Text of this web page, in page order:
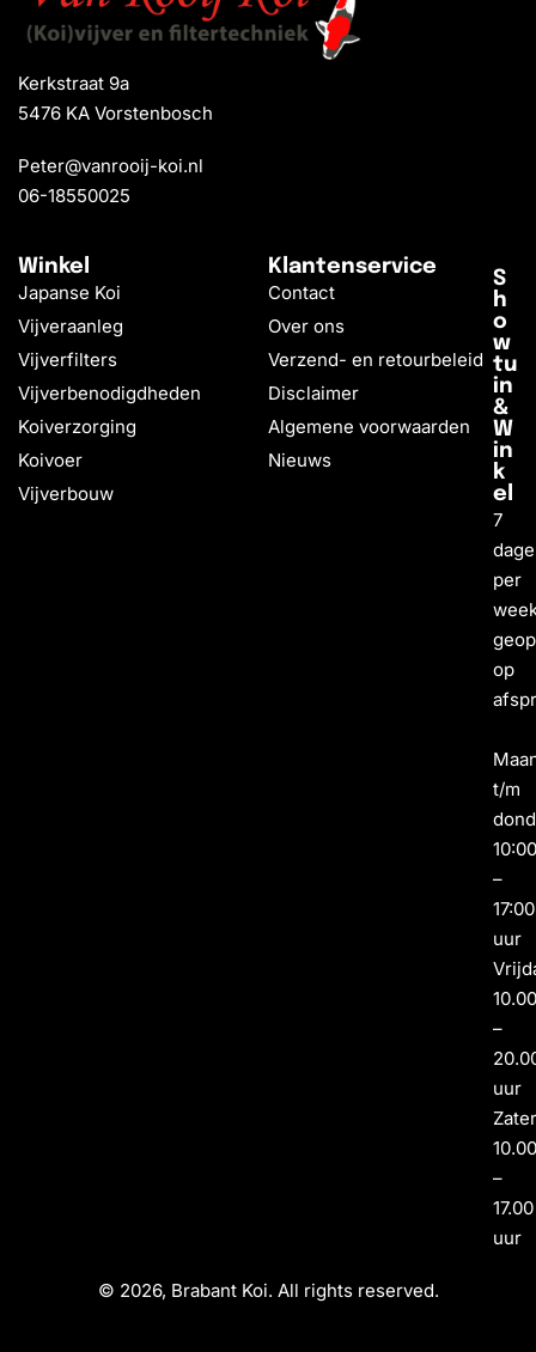
Kerkstraat 9a
5476 KA Vorstenbosch
Peter@vanrooij-koi.nl
06-18550025
Winkel
Japanse Koi
Vijveraanleg
Vijverfilters
Vijverbenodigdheden
Koiverzorging
Koivoer
Vijverbouw
Klantenservice
Contact
Over ons
Verzend- en retourbeleid
Disclaimer
Algemene voorwaarden
Nieuws
S
h
o
w
tu
in
&
W
in
k
el
7
per
op
t/m
–
17:00
uur
–
uur
–
17.00
uur
© 2026, Brabant Koi. All rights reserved.